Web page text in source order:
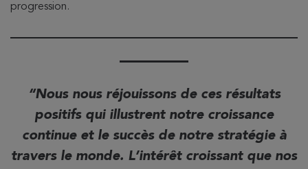
progression.
Nous nous réjouissons de ces résultats
positifs qui illustrent notre croissance
continue et le succès de notre stratégie à
travers le monde. L’intérêt croissant que nos